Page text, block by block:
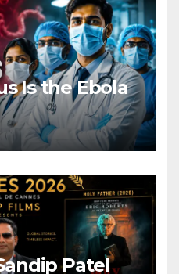
Is the Ebola
Patel